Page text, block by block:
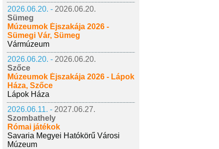
2026.06.20. - 2026.06.20.
Sümeg
Múzeumok Éjszakája 2026 -
Sümegi Vár, Sümeg
Vármúzeum
2026.06.20. - 2026.06.20.
Szőce
Múzeumok Éjszakája 2026 - Lápok
Háza, Szőce
Lápok Háza
2026.06.11. - 2027.06.27.
Szombathely
Római játékok
Savaria Megyei Hatókörű Városi
Múzeum